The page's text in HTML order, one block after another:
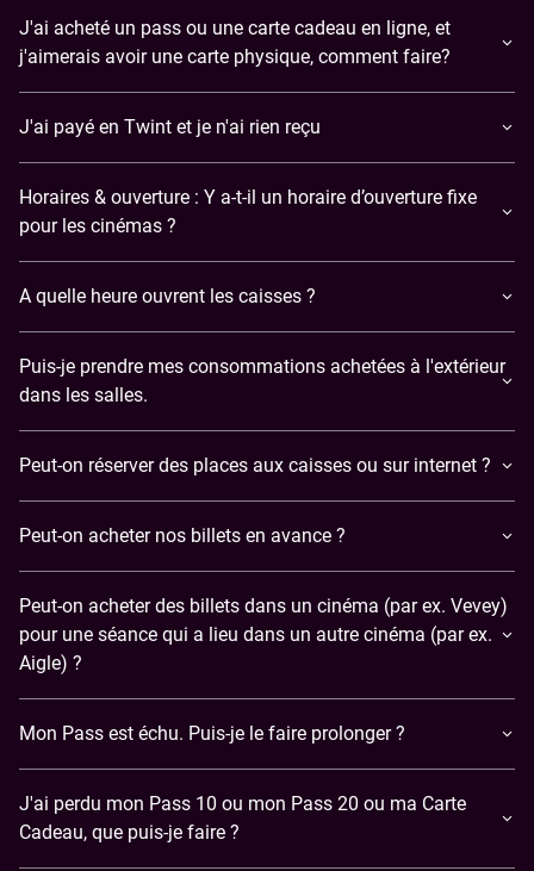
J'ai acheté un pass ou une carte cadeau en ligne, et
j'aimerais avoir une carte physique, comment faire?
J'ai payé en Twint et je n'ai rien reçu
Horaires & ouverture : Y a-t-il un horaire d’ouverture fixe
pour les cinémas ?
A quelle heure ouvrent les caisses ?
Puis-je prendre mes consommations achetées à l'extérieur
dans les salles.
Peut-on réserver des places aux caisses ou sur internet ?
Peut-on acheter nos billets en avance ?
Peut-on acheter des billets dans un cinéma (par ex. Vevey)
pour une séance qui a lieu dans un autre cinéma (par ex.
Aigle) ?
Mon Pass est échu. Puis-je le faire prolonger ?
J'ai perdu mon Pass 10 ou mon Pass 20 ou ma Carte
Cadeau, que puis-je faire ?